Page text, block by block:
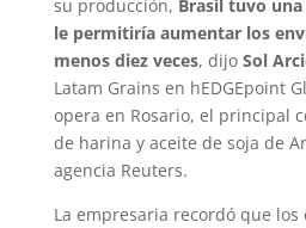
su producción, Brasil tuvo
le permitiría aumentar los
menos diez veces, dijo Sol
Latam Grains en hEDGEpoint
opera en Rosario, el principal
de harina y aceite de soja de
agencia Reuters.
La empresaria recordó que los